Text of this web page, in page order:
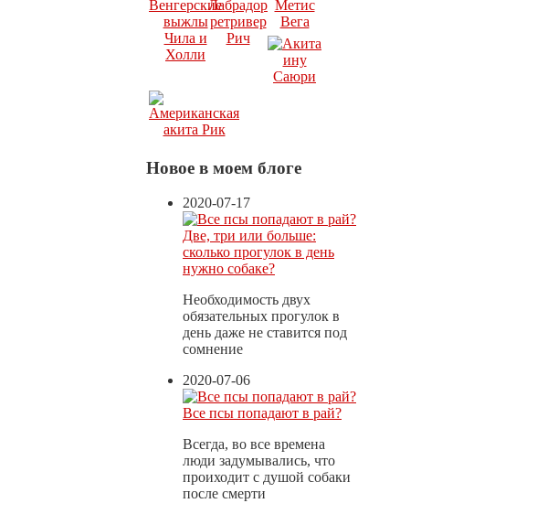
Новое в моем блоге
2020-07-17
Две, три или больше:
сколько прогулок в день
нужно собаке?
Необходимость двух
обязательных прогулок в
день даже не ставится под
сомнение
2020-07-06
Все псы попадают в рай?
Всегда, во все времена
люди задумывались, что
проиходит с душой собаки
после смерти